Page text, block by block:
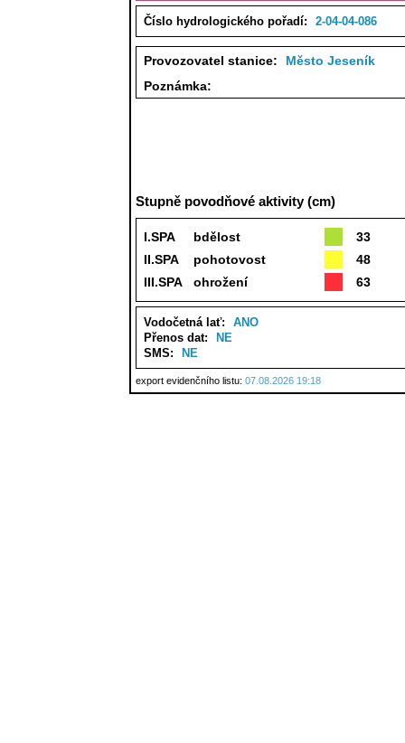
Číslo hydrologického pořadí: 2-04-04-086
Provozovatel stanice:
Město Jeseník
Poznámka:
Stupně povodňové aktivity (cm)
I.SPA bdělost
33
II.SPA
pohotovost
48
III.SPA
ohrožení 63
Vodočetná lať:
ANO
Přenos dat:
NE
SMS:
NE
export evidenčního listu: 07.08.2026 19:18